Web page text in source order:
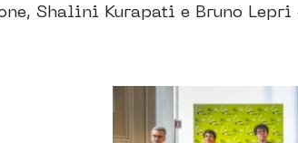
Shalini Kurapati e Bruno